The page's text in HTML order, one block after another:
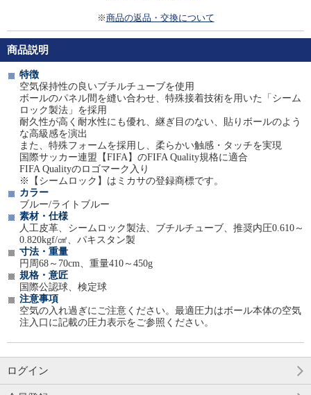
※商品の返品・交換について
商品説明
特徴
空気保持性の良いブチルチューブを使用
ボールのパネル間を縫い合わせ、特殊接着技術を用いた「シーム
ロック製法」を採用
耐久性が高く耐水性にも優れ、継ぎ目のない、貼りボールのよう
な高級感を演出
また、特殊フォームを採用し、柔らかい触感・タッチを実現
国際サッカー連盟【FIFA】のFIFA Quality規格に適合
FIFA Qualityのロゴマーク入り
※【シームロック】はミカサの登録商標です。
カラー
ブルー/ライトブルー
素材・仕様
人工皮革、シームロック製法、ブチルチューブ、推奨内圧0.610～
0.820kgf/㎠、パキスタン製
寸法・重量
円周68～70cm、重量410～450g
規格・意匠
国際公認球、検定球
注意事項
空気の入れ過ぎにご注意ください。最適圧力はボール本体の空気
注入口に記載の圧力表示をご参照ください。
ログイン